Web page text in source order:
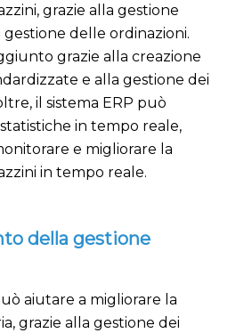
grazie alla gestione
delle ordinazioni.
grazie alla creazione
e alla gestione dei
il sistema ERP può
in tempo reale,
e migliorare la
in tempo reale.
della gestione
aiutare a migliorare la
grazie alla gestione dei